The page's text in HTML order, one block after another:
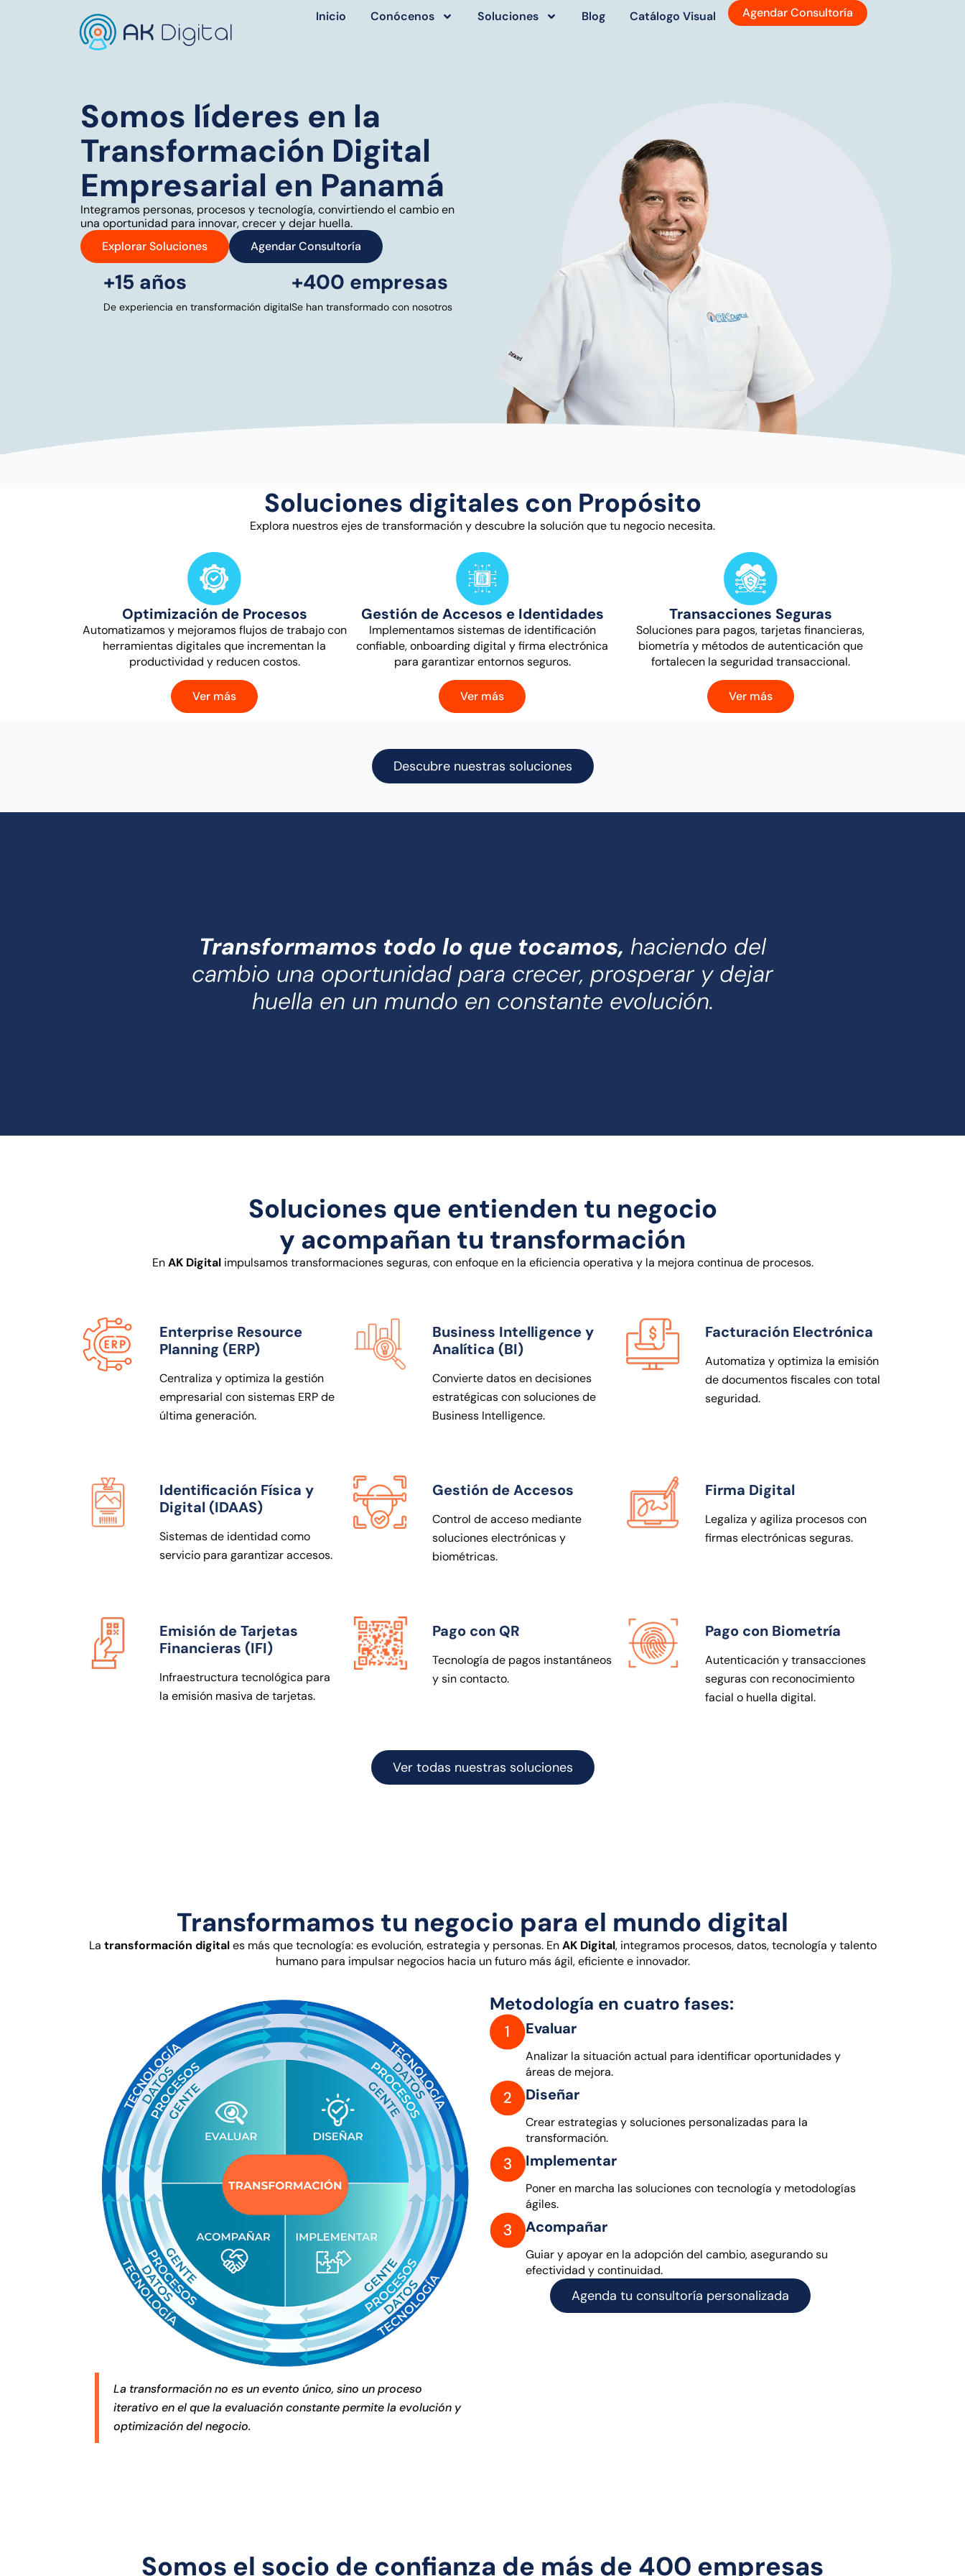
Inicio Conócenos Soluciones Blog Catálogo Visual Agendar Consultoría
Somos líderes en la
Transformación Digital
Empresarial en Panamá
Integramos personas, procesos y tecnología, convirtiendo el cambio en
una oportunidad para innovar, crecer y dejar huella.
Explorar Soluciones
Agendar Consultoría
+15 años
De experiencia en transformación digital
+400 empresas
Se han transformado con nosotros
Soluciones digitales con Propósito
Explora nuestros ejes de transformación y descubre la solución que tu negocio necesita.
Optimización de Procesos
Automatizamos y mejoramos flujos de trabajo con
herramientas digitales que incrementan la
productividad y reducen costos.
Ver más
Gestión de Accesos e Identidades
Implementamos sistemas de identificación
confiable, onboarding digital y firma electrónica
para garantizar entornos seguros.
Ver más
Transacciones Seguras
Soluciones para pagos, tarjetas financieras,
biometría y métodos de autenticación que
fortalecen la seguridad transaccional.
Ver más
Descubre nuestras soluciones
Transformamos todo lo que tocamos, haciendo del
cambio una oportunidad para crecer, prosperar y dejar
huella en un mundo en constante evolución.
Soluciones que entienden tu negocio
y acompañan tu transformación
EnAK Digitalimpulsamos transformaciones seguras, con enfoque en la eficiencia operativa y la mejora continua de procesos.
Enterprise Resource
Planning (ERP)
Centraliza y optimiza la gestión
empresarial con sistemas ERP de
última generación.
Business Intelligence y
Analítica (BI)
Convierte datos en decisiones
estratégicas con soluciones de
Business Intelligence.
Facturación Electrónica
Automatiza y optimiza la emisión
de documentos fiscales con total
seguridad.
Identificación Física y
Digital (IDAAS)
Sistemas de identidad como
servicio para garantizar accesos.
Gestión de Accesos
Control de acceso mediante
soluciones electrónicas y
biométricas.
Firma Digital
Legaliza y agiliza procesos con
firmas electrónicas seguras.
Emisión de Tarjetas
Financieras (IFI)
Infraestructura tecnológica para
la emisión masiva de tarjetas.
Pago con QR
Tecnología de pagos instantáneos
y sin contacto.
Pago con Biometría
Autenticación y transacciones
seguras con reconocimiento
facial o huella digital.
Ver todas nuestras soluciones
Transformamos tu negocio para el mundo digital
La transformación digitales más que tecnología: es evolución, estrategia y personas. EnAK Digital, integramos procesos, datos, tecnología y talento
humano para impulsar negocios hacia un futuro más ágil, eficiente e innovador.
La transformación no es un evento único, sino un proceso
iterativo en el que la evaluación constante permite la evolución y
optimización del negocio.
Metodología en cuatro fases:
Evaluar
Analizar la situación actual para identificar oportunidades y
áreas de mejora.
Diseñar
Crear estrategias y soluciones personalizadas para la
transformación.
Implementar
Poner en marcha las soluciones con tecnología y metodologías
ágiles.
Acompañar
Guiar y apoyar en la adopción del cambio, asegurando su
efectividad y continuidad.
Agenda tu consultoría personalizada
Somos el socio de confianza de más de 400 empresas